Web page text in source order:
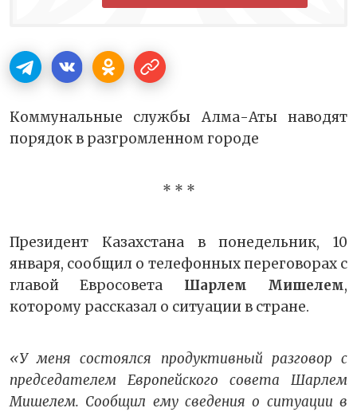
Коммунальные службы Алма-Аты наводят
порядок в разгромленном городе
* * *
Президент Казахстана в понедельник, 10
января, сообщил о телефонных переговорах с
главой Евросовета Шарлем Мишелем,
которому рассказал о ситуации в стране.
«У меня состоялся продуктивный разговор с
председателем Европейского совета Шарлем
Мишелем. Сообщил ему сведения о ситуации в